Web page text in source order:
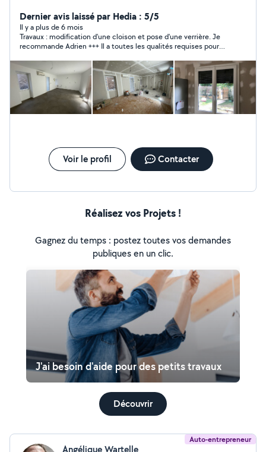
Dernier avis laissé par Hedia : 5/5
Il y a plus de 6 mois
Travaux : modification d'une cloison et pose d'une verrière. Je
recommande Adrien +++ Il a toutes les qualités requises pour
sympathique et ponctuel, travail soigné et propre.
Voir le profil Contacter
Réalisez vos Projets !
Gagnez du temps : postez toutes vos demandes
publiques en un clic.
J'ai besoin d'aide pour des petits travaux
Découvrir
Auto-entrepreneur
Angélique Wartelle